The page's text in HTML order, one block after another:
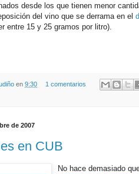
desde los que tienen menor
del vino que se derrama en el
entre 15 y 25 gramos por litro).
en 9:30 1 comentarios
de 2007
en CUB
No hace demasiado